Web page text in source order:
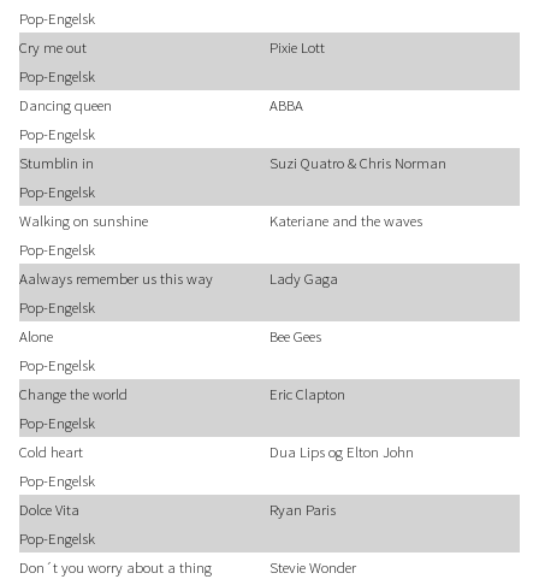
Pop-Engelsk
Cry me out
Pixie Lott
Pop-Engelsk
Dancing queen
ABBA
Pop-Engelsk
Stumblin in
Suzi Quatro & Chris Norman
Pop-Engelsk
Walking on sunshine
Kateriane and the waves
Pop-Engelsk
Aalways remember us this way
Lady Gaga
Pop-Engelsk
Alone
Bee Gees
Pop-Engelsk
Change the world
Eric Clapton
Pop-Engelsk
Cold heart
Dua Lips og Elton John
Pop-Engelsk
Dolce Vita
Ryan Paris
Pop-Engelsk
Don´t you worry about a thing
Stevie Wonder